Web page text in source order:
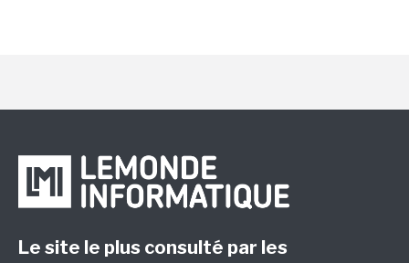
Le site le plus consulté par les